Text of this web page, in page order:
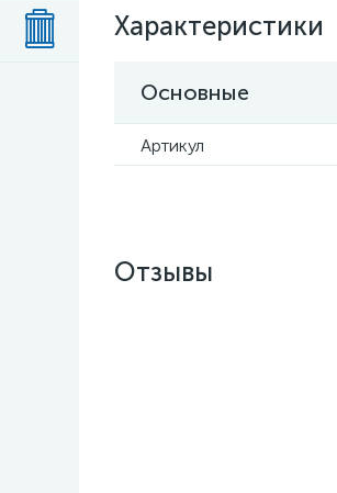
Характеристики
Основные
Артикул
Отзывы